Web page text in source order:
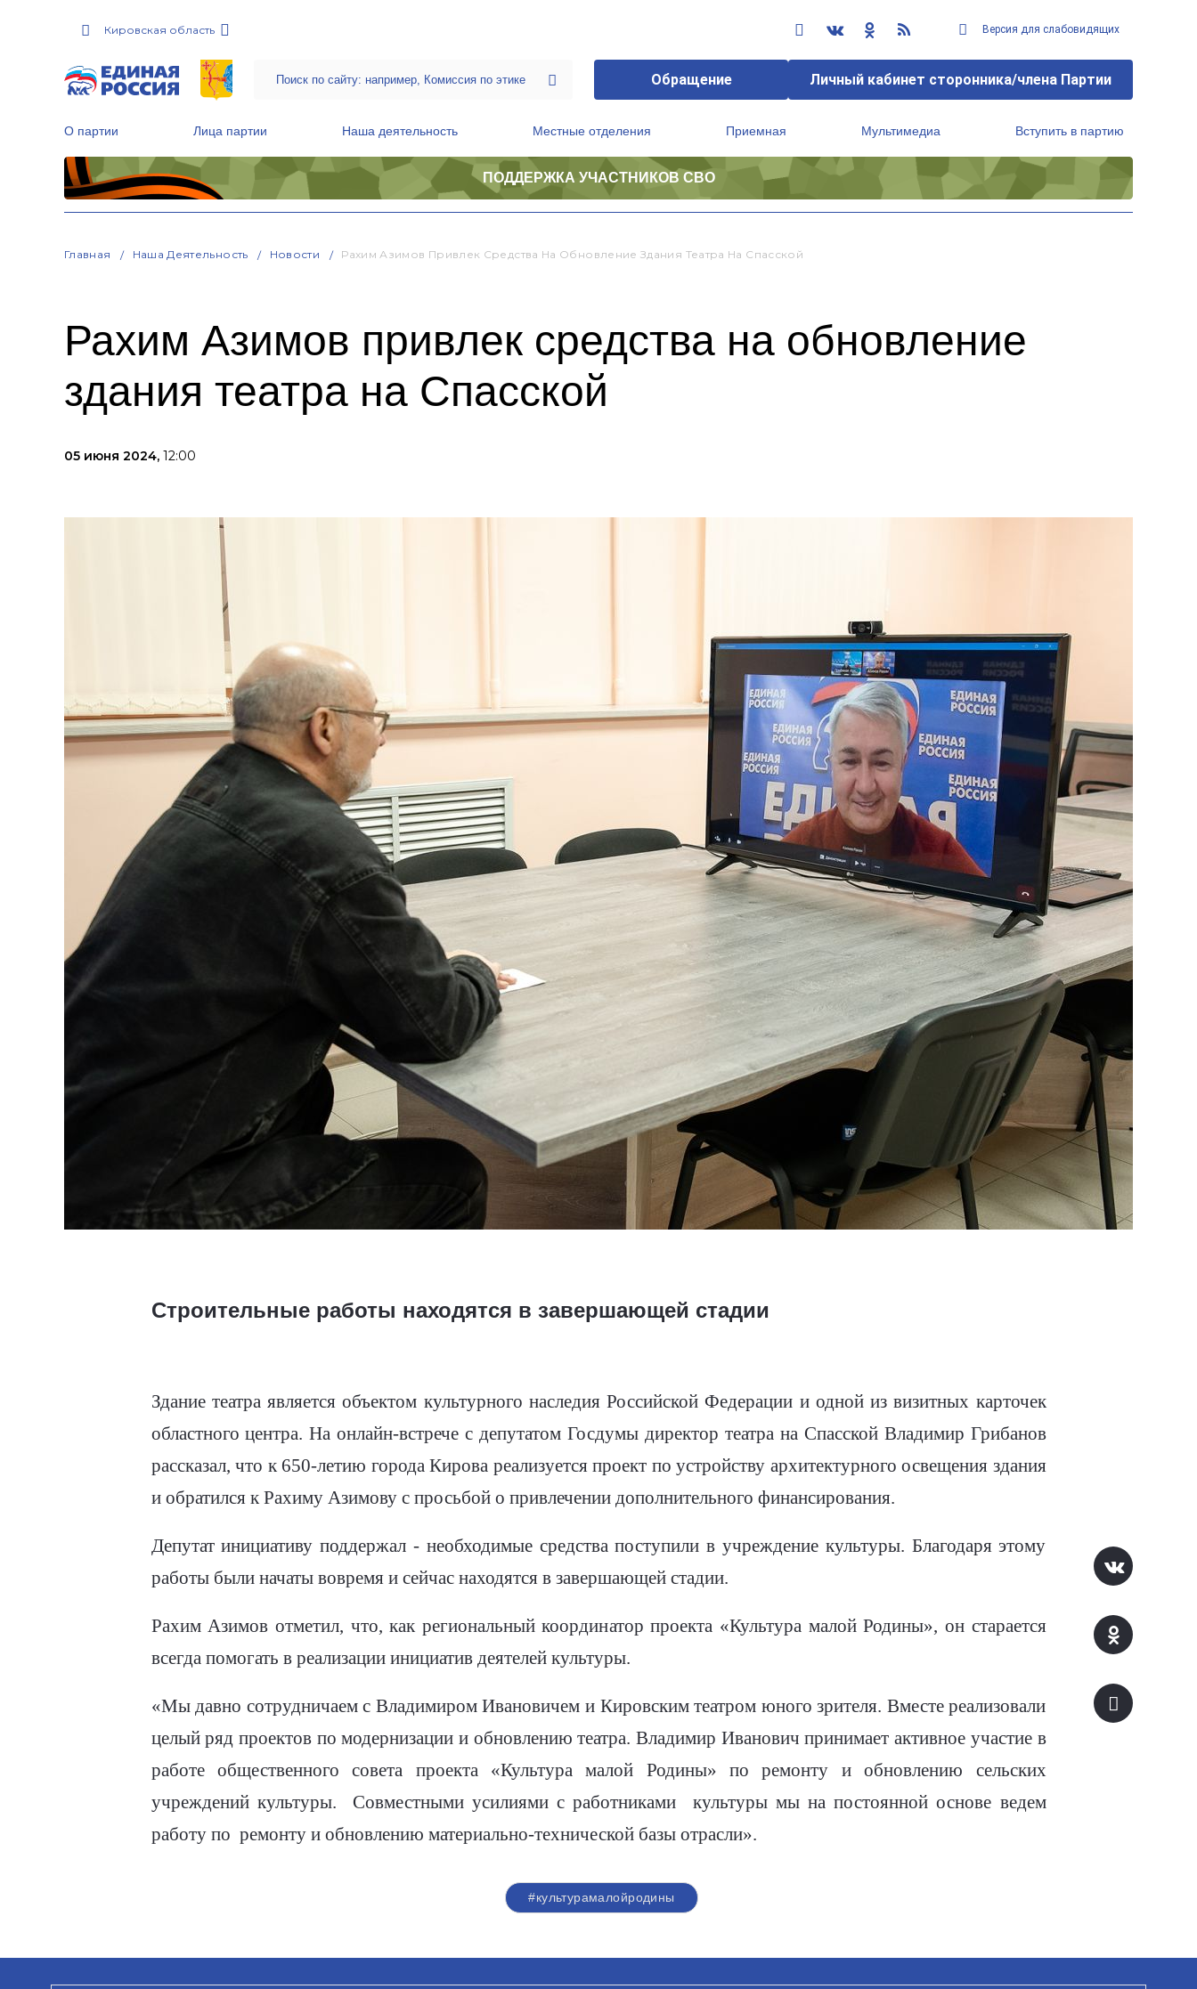
Кировская область Версия для слабовидящих
Обращение Личный кабинет сторонника/члена Партии
О партии Лица партии Наша деятельность Местные отделения Приемная Мультимедиа Вступить в партию
ПОДДЕРЖКА УЧАСТНИКОВ СВО
Главная Наша Деятельность Новости Рахим Азимов Привлек Средства На Обновление Здания Театра На Спасской
Рахим Азимов привлек средства на обновление
здания театра на Спасской
05 июня 2024, 12:00
Строительные работы находятся в завершающей стадии
Здание театра является объектом культурного наследия Российской Федерации и одной из визитных карточек
областного центра. На онлайн-встрече с депутатом Госдумы директор театра на Спасской Владимир Грибанов
рассказал, что к 650-летию города Кирова реализуется проект по устройству архитектурного освещения здания
и обратился к Рахиму Азимову с просьбой о привлечении дополнительного финансирования.
Депутат инициативу поддержал - необходимые средства поступили в учреждение культуры. Благодаря этому
работы были начаты вовремя и сейчас находятся в завершающей стадии.
Рахим Азимов отметил, что, как региональный координатор проекта «Культура малой Родины», он старается
всегда помогать в реализации инициатив деятелей культуры.
«Мы давно сотрудничаем с Владимиром Ивановичем и Кировским театром юного зрителя. Вместе реализовали
целый ряд проектов по модернизации и обновлению театра. Владимир Иванович принимает активное участие в
работе общественного совета проекта «Культура малой Родины» по ремонту и обновлению сельских
учреждений культуры.
Совместными усилиями с работниками
культуры мы на постоянной основе ведем
работу по ремонту и обновлению материально-технической базы отрасли».
#культурамалойродины